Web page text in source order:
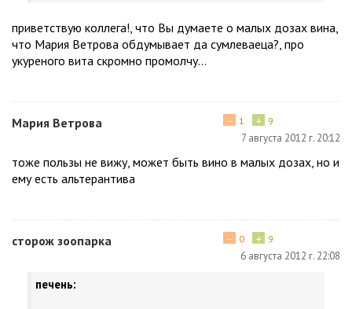
приветствую коллега!, что Вы думаете о малых дозах вина,
что Мария Ветрова обдумывает да сумлеваеца?, про
укуреного вита скромно промолчу...
Мария Ветрова + 9
− 1
7 августа 2012 г. 20:12
тоже пользы не вижу, может быть вино в малых дозах, но и
ему есть альтерантива
сторож зоопарка + 9
− 0
6 августа 2012 г. 22:08
печень: